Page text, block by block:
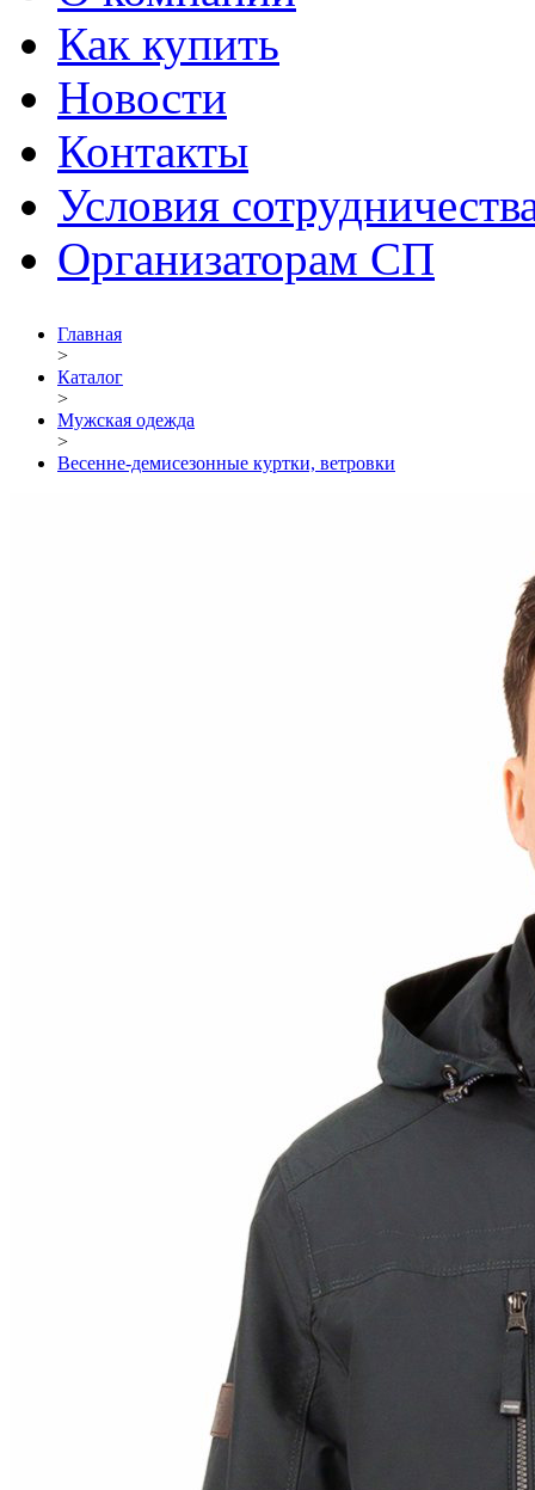
Как купить
Новости
Контакты
Условия
Организаторам СП
Главная
>
Каталог
>
Мужская одежда
>
Весенне-демисезонные куртки, ветровки